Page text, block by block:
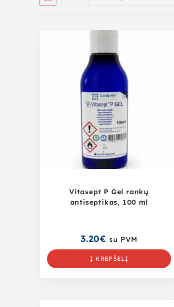
Vitasept P Gel rankų
antiseptikas, 100 ml
3.20€ su PVM
Į KREPŠELĮ